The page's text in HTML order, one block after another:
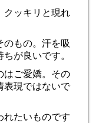
クッキリと現れ
のもの。汗を吸
が良いです。
はご愛嬌。その
表現ではないで
れたいものです